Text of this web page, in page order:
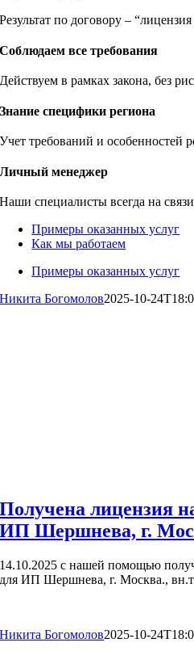
Результат по договору –
Соблюдаем все требования
Действуем в рамках закона, без
Знание специфики региона
Учет требований и особенностей
Личный менеджер
Наши специалисты всегда на
Примеры оказанных услуг
Как мы работаем
Примеры оказанных услуг
Никита Богомолов2025-10-
Получена лицензия
ИП Шершнева, г.
14.10.2025 с нашей помощью
для ИП Шершнева, г. Москва.,
Никита Богомолов2025-10-